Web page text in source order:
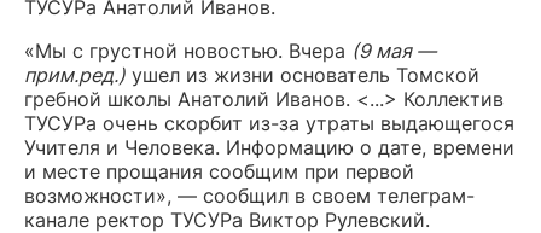
ТУСУРа Анатолий Иванов.
«Мы с грустной новостью. Вчера (9 мая —
прим.ред.) ушел из жизни основатель Томской
гребной школы Анатолий Иванов. <...> Коллектив
ТУСУРа очень скорбит из-за утраты выдающегося
Учителя и Человека. Информацию о дате, времени
и месте прощания сообщим при первой
возможности», — сообщил в своем телеграм-
канале ректор ТУСУРа Виктор Рулевский.